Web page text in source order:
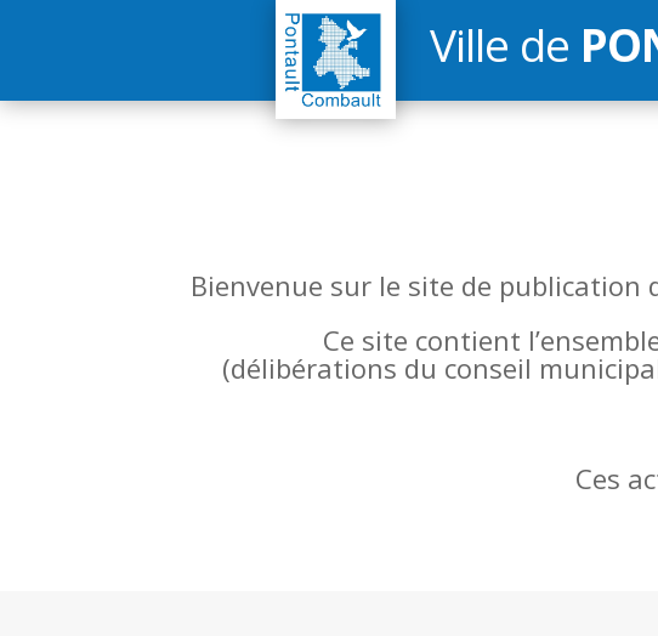
Ville de
Bienvenue sur le site de
Ce site contient
(délibérations du conseil
Ces